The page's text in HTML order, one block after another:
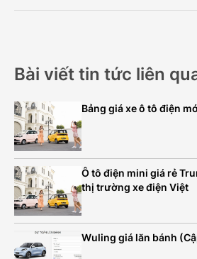
Bài viết tin tức liên
Bảng giá xe ô tô điện
Ô tô điện mini giá rẻ
thị trường xe điện Việt
Wuling giá lăn bánh